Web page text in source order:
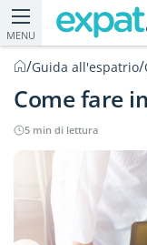
MENU
/Guida all'espatrio/
Come fare
5 min di lettura